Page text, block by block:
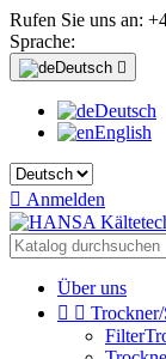
Rufen Sie uns an:
Sprache:
Deutsch 
Deutsch
English
 Anmelden
Über uns
 